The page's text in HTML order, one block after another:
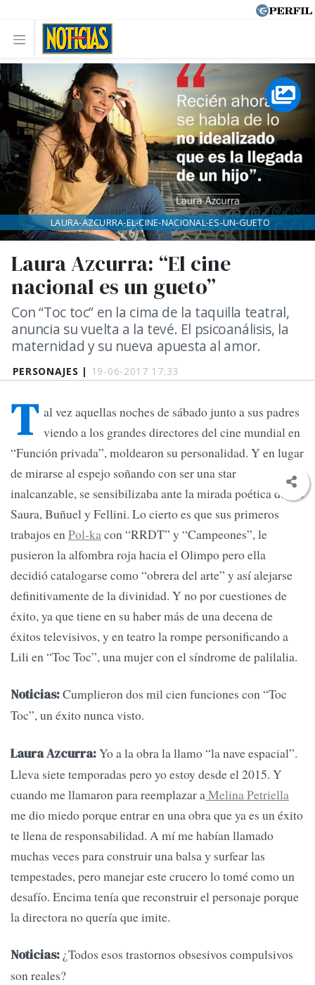
PERSONAJES | 19-06-2017 17:33
Laura Azcurra: “El cine
nacional es un gueto”
Con “Toc toc” en la cima de la taquilla teatral,
anuncia su vuelta a la tevé. El psicoanálisis, la
maternidad y su nueva apuesta al amor.
LAURA-AZCURRA-EL-CINE-NACIONAL-ES-UN-GUETO
T al vez aquellas noches de sábado junto a sus padres
viendo a los grandes directores del cine mundial en
“Función privada”, moldearon su personalidad. Y en lugar
de mirarse al espejo soñando con ser una star
inalcanzable, se sensibilizaba ante la mirada poética de los
Saura, Buñuel y Fellini. Lo cierto es que sus primeros
trabajos enPol-kacon “RRDT” y “Campeones”, le
pusieron la alfombra roja hacia el Olimpo pero ella
decidió catalogarse como “obrera del arte” y así alejarse
definitivamente de la divinidad. Y no por cuestiones de
éxito, ya que tiene en su haber más de una decena de
éxitos televisivos, y en teatro la rompe personificando a
Lili en “Toc Toc”, una mujer con el síndrome de palilalia.
Noticias:Cumplieron dos mil cien funciones con “Toc
Toc”, un éxito nunca visto.
Laura Azcurra:Yo a la obra la llamo “la nave espacial”.
Lleva siete temporadas pero yo estoy desde el 2015. Y
cuando me llamaron para reemplazar aMelina Petriella
me dio miedo porque entrar en una obra que ya es un éxito
te llena de responsabilidad. A mí me habían llamado
muchas veces para construir una balsa y surfear las
tempestades, pero manejar este crucero lo tomé como un
desafío. Encima tenía que reconstruir el personaje porque
la directora no quería que imite.
Noticias: ¿Todos esos trastornos obsesivos compulsivos
son reales?